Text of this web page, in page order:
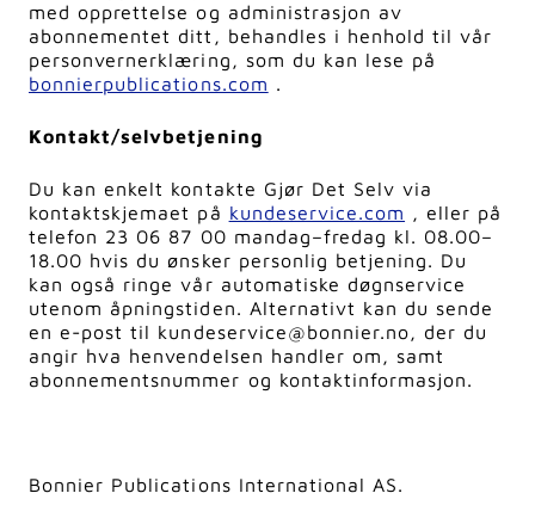
med opprettelse og administrasjon av
abonnementet ditt, behandles i henhold til vår
personvernerklæring, som du kan lese på
bonnierpublications.com .
Kontakt/selvbetjening
Du kan enkelt kontakte Gjør Det Selv via
kontaktskjemaet på kundeservice.com , eller på
telefon 23 06 87 00 mandag–fredag kl. 08.00–
18.00 hvis du ønsker personlig betjening. Du
kan også ringe vår automatiske døgnservice
utenom åpningstiden. Alternativt kan du sende
en e-post til kundeservice@bonnier.no, der du
angir hva henvendelsen handler om, samt
abonnementsnummer og kontaktinformasjon.
Bonnier Publications International AS.